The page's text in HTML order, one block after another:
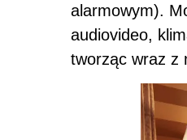
alarmowym).
audiovideo,
tworząc wraz z